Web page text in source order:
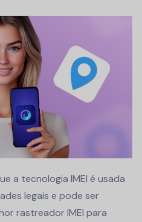
a tecnologia IMEI é usada
legais e pode ser
rastreador IMEI para